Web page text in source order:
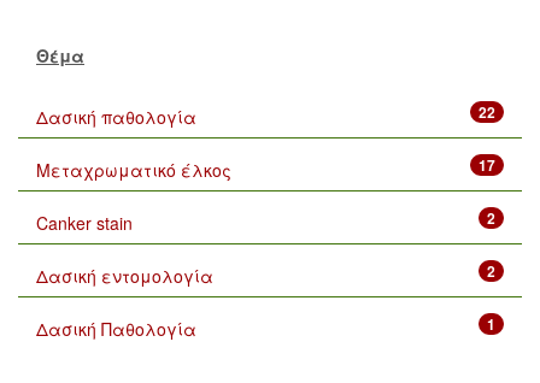
Θέμα
22
Δασική παθολογία
17
Μεταχρωματικό έλκος
2
Canker stain
2
Δασική εντομολογία
1
Δασική Παθολογία